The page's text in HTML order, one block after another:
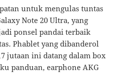
untuk mengulas tuntas
Note 20 Ultra, yang
ponsel pandai terbaik
Phablet yang dibanderol
jutaan ini datang dalam box
panduan, earphone AKG